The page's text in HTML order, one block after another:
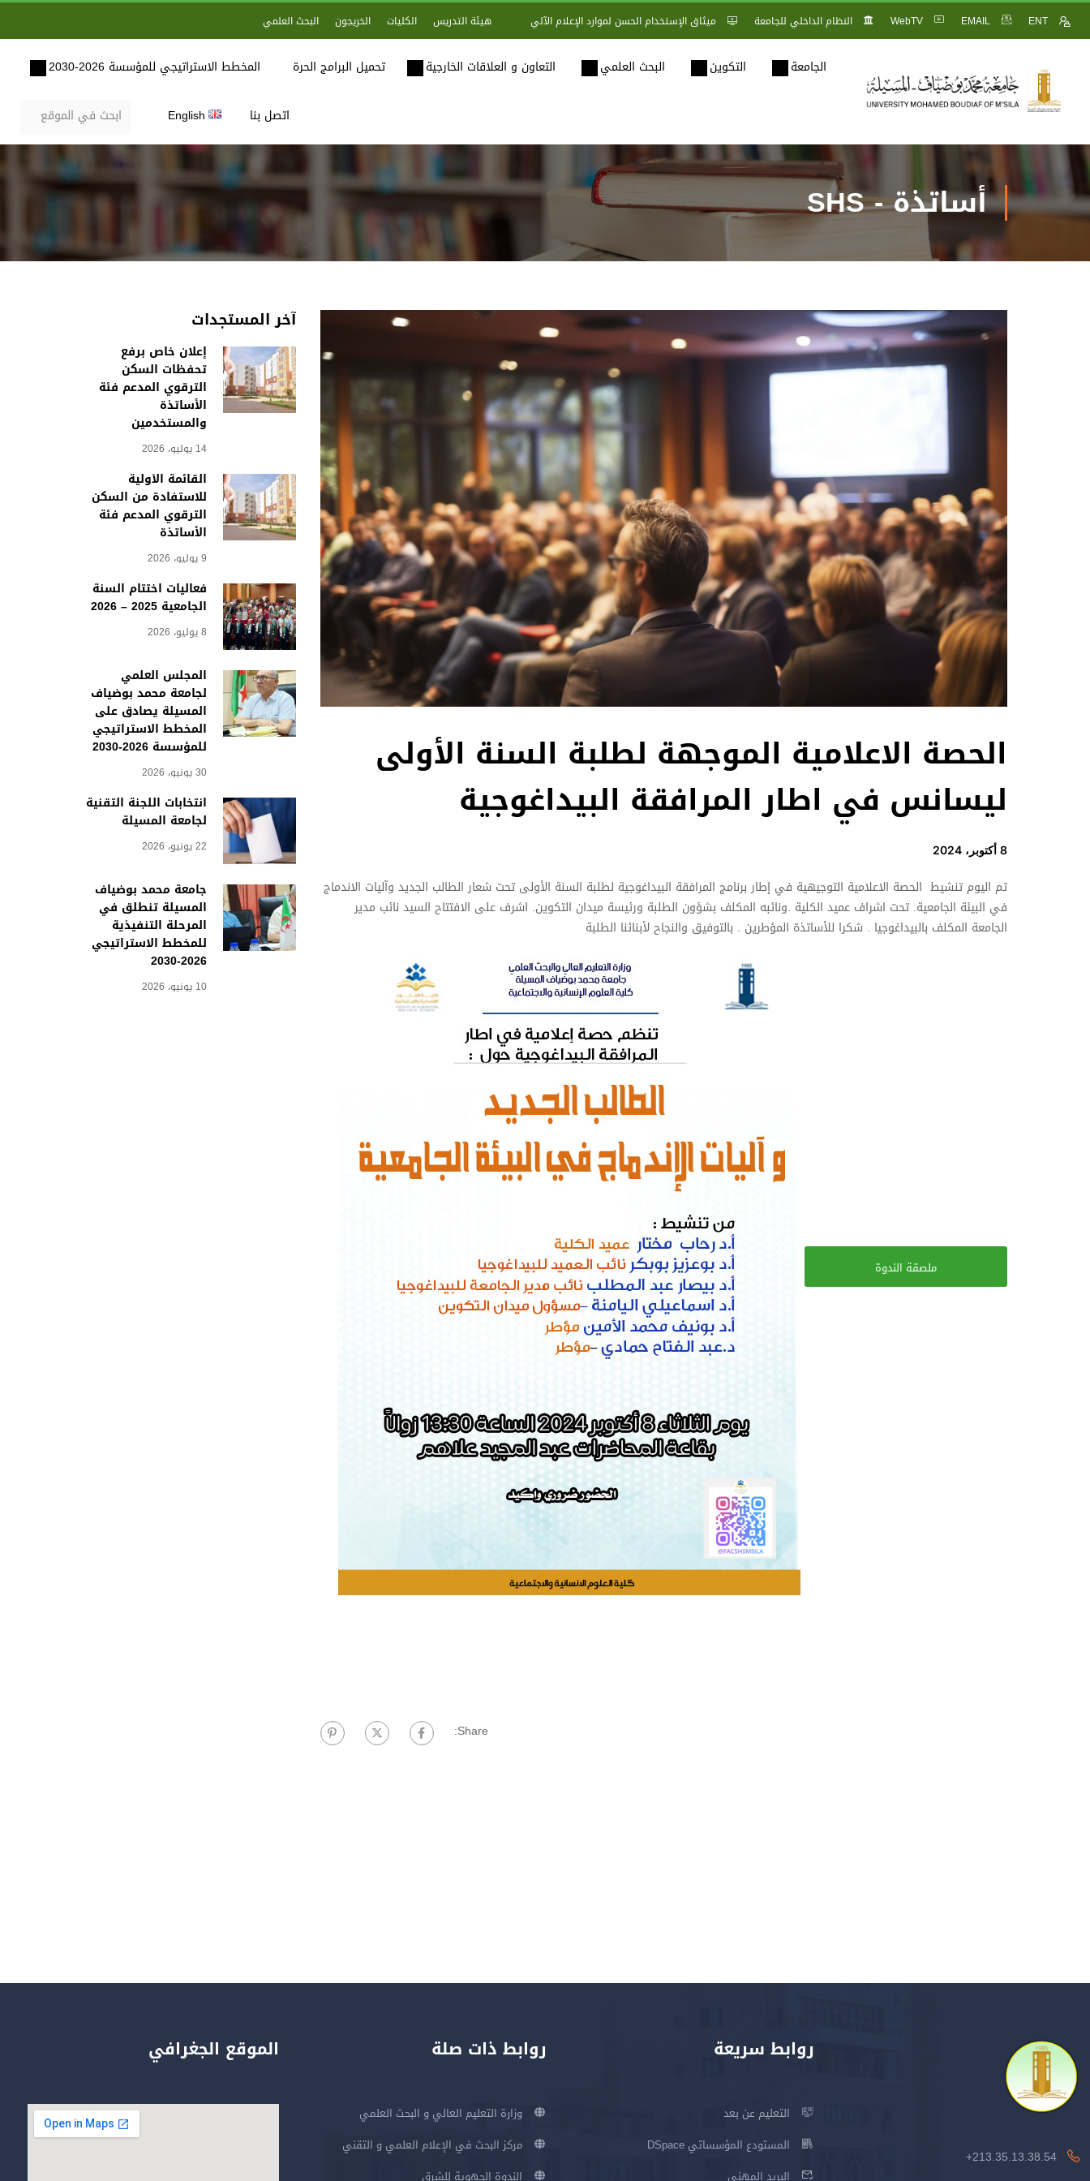
ENT
EMAIL
WebTV النظام الداخلي للجامعة ميثاق الإستخدام الحسن لموارد الإعلام الآلي هيئة التدريس الكليات الخريجون البحث العلمي
الجامعة التكوين البحث العلمي التعاون و العلاقات الخارجية تحميل البرامج الحرة المخطط الاستراتيجي للمؤسسة 2026-2030
اتصل بنا English
أساتذة - SHS
الحصة الاعلامية الموجهة لطلبة السنة الأولى
ليسانس في اطار المرافقة البيداغوجية
8 أكتوبر، 2024
تم اليوم تنشيط الحصة الاعلامية التوجيهية في إطار برنامج المرافقة البيداغوجية لطلبة السنة الأولى تحت شعار الطالب الجديد وآليات الاندماج
في البيئة الجامعية. تحت اشراف عميد الكلية .ونائبه المكلف بشؤون الطلبة ورئيسة ميدان التكوين. اشرف على الافتتاح السيد نائب مدير
الجامعة المكلف بالبيداغوجيا . شكرا للأساتذة المؤطرين . بالتوفيق والنجاح لأبنائنا الطلبة
ملصقة الندوة
Share:
آخر المستجدات
إعلان خاص برفع
تحفظات السكن
الترقوي المدعم فئة
الأساتذة
والمستخدمين
14 يوليو، 2026
القائمة الأولية
للاستفادة من السكن
الترقوي المدعم فئة
الأساتذة
9 يوليو، 2026
فعاليات اختتام السنة
الجامعية 2025 – 2026
8 يوليو، 2026
المجلس العلمي
لجامعة محمد بوضياف
المسيلة يصادق على
المخطط الاستراتيجي
للمؤسسة 2026-2030
30 يونيو، 2026
انتخابات اللجنة التقنية
لجامعة المسيلة
22 يونيو، 2026
جامعة محمد بوضياف
المسيلة تنطلق في
المرحلة التنفيذية
للمخطط الاستراتيجي
2026-2030
10 يونيو، 2026
213.35.13.38.54+
روابط سريعة
التعليم عن بعد
المستودع المؤسساتي DSpace
البريد المهني
روابط ذات صلة
وزارة التعليم العالي و البحث العلمي
مركز البحث في الإعلام العلمي و التقني
الندوة الجهوية للشرق
الموقع الجغرافي